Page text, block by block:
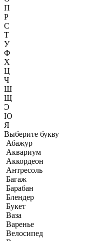
П
Р
С
Т
У
Ф
Х
Ц
Ч
Ш
Щ
Э
Ю
Я
Выберите букву
Абажур
Аквариум
Аккордеон
Антресоль
Багаж
Барабан
Блендер
Букет
Ваза
Варенье
Велосипед